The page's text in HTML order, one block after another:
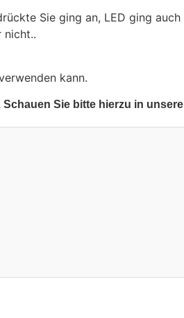
Sie ging an, LED ging
nicht..
kann.
Sie bitte hierzu in